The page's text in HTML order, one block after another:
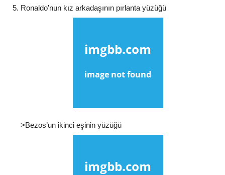
Ronaldo’nun kız arkadaşının pırlanta yüzüğü
>Bezos’un ikinci eşinin yüzüğü